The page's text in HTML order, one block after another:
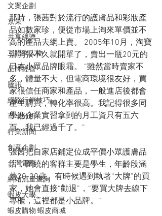
文案企劃
京東
共享經濟
互聯網人物
品牌經營
騰訊
網路行銷技巧
市場分析
行業新聞
創意企劃
台灣電商
網站流量查詢
蝦皮大學
蝦皮購物 蝦皮商城
那時，張茜對於流行的護膚品和彩妝產
品如數家珍，便從市場上淘來單價並不
高的產品去網上賣。 2005年10月，淘寶
店開張不久就開單了，賣出一瓶20元的
日本小眾品牌眼霜。 “雖然當時賣家不
多，體量不大，但電商環境很友好，買
家很信任商家和產品，一般進店後都會
產生購買，轉化率很高。我記得很多同
學進企業實習拿到的月工資只有五六
百，我已經過千了。”
張茜把自家店鋪定位成平價小眾護膚品
店，圍繞的客群主要是學生，年齡段涵
蓋20-30歲。有時候遇到執著“大牌”的買
家，她會直接“勸退”，“要買大牌去線下
專櫃，這裡都是小品牌。”